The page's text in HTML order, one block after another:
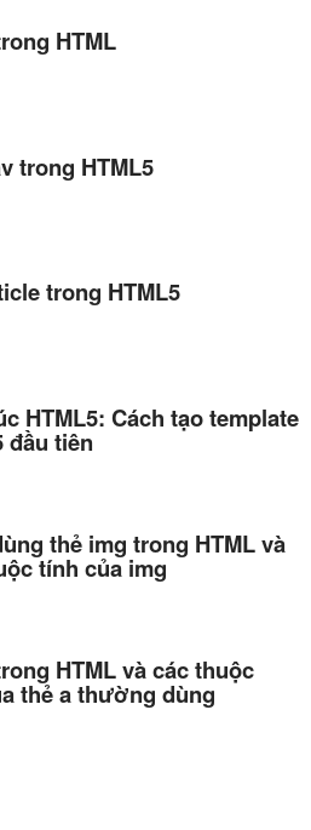
HTML
trong HTML5
trong HTML5
HTML5: Cách tạo template
đầu tiên
thẻ img trong HTML và
tính của img
HTML và các thuộc
thẻ a thường dùng